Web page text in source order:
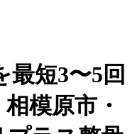
短3〜5回
模原市・